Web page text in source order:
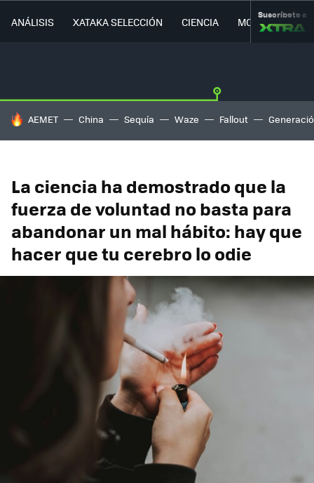
ANÁLISIS XATAKA SELECCIÓN CIENCIA MOVILIDAD
Suscríbete a
HOY SE HABLA DE
AEMET China Sequía Waze Fallout
La ciencia ha demostrado que la
fuerza de voluntad no basta para
abandonar un mal hábito: hay que
hacer que tu cerebro lo odie